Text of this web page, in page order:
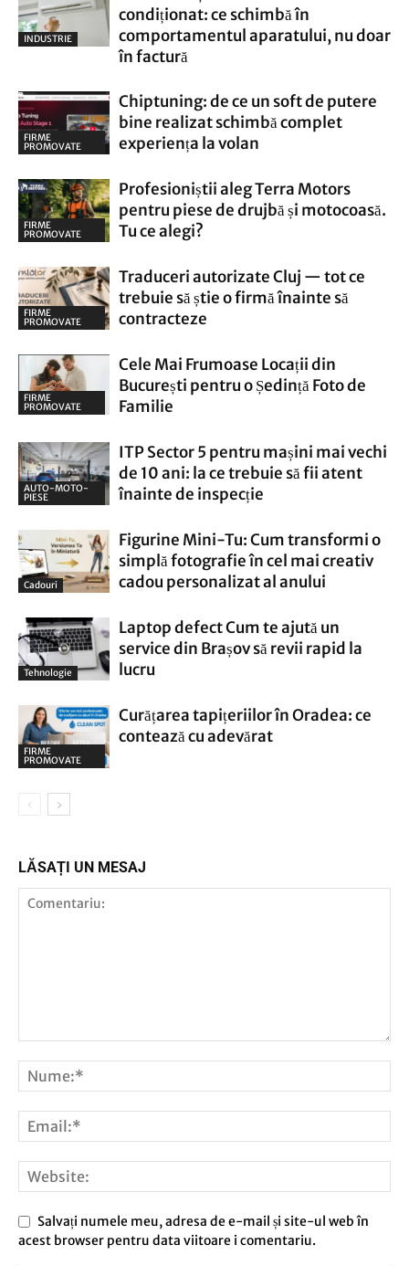
INDUSTRIE
condiționat: ce schimbă în
comportamentul aparatului, nu doar
în factură
FIRME
PROMOVATE
Chiptuning: de ce un soft de putere
bine realizat schimbă complet
experiența la volan
FIRME
PROMOVATE
Profesioniștii aleg Terra Motors
pentru piese de drujbă și motocoasă.
Tu ce alegi?
FIRME
PROMOVATE
Traduceri autorizate Cluj — tot ce
trebuie să știe o firmă înainte să
contracteze
FIRME
PROMOVATE
Cele Mai Frumoase Locații din
București pentru o Ședință Foto de
Familie
AUTO-MOTO-
PIESE
ITP Sector 5 pentru mașini mai vechi
de 10 ani: la ce trebuie să fii atent
înainte de inspecție
Cadouri
Figurine Mini-Tu: Cum transformi o
simplă fotografie în cel mai creativ
cadou personalizat al anului
Tehnologie
Laptop defect Cum te ajută un
service din Brașov să revii rapid la
lucru
FIRME
PROMOVATE
Curățarea tapițeriilor în Oradea: ce
contează cu adevărat
LĂSAȚI UN MESAJ
Salvați numele meu, adresa de e-mail și site-ul web în
acest browser pentru data viitoare i comentariu.